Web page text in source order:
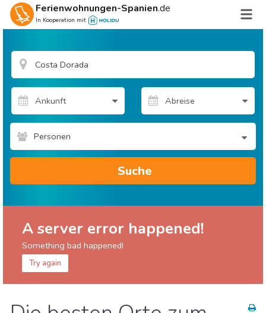
Ferienwohnungen-Spanien.de
In Kooperation mit
Personen
Suche
A server error happened!
Something bad happened!
Try again